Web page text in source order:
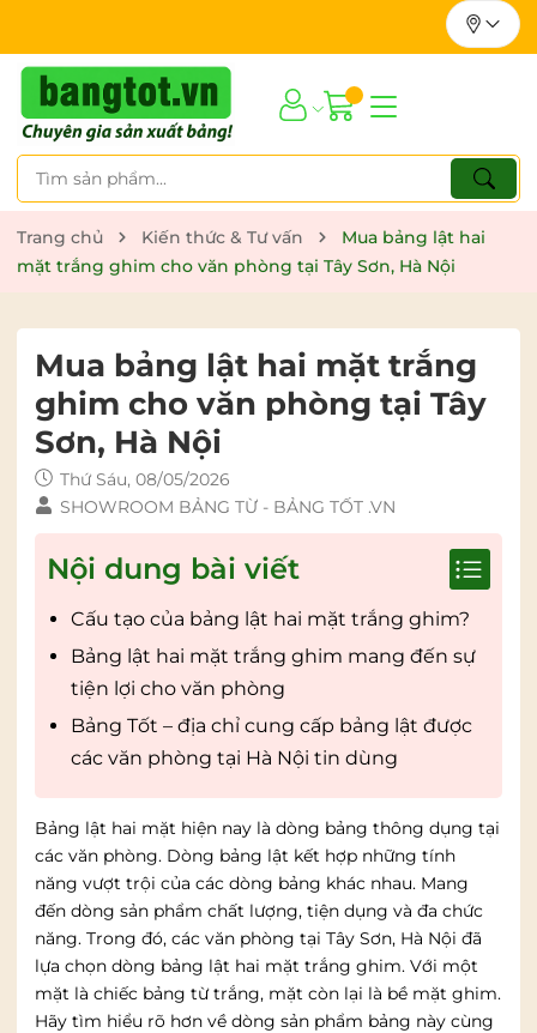
Trang chủ Kiến thức & Tư vấn
Mua bảng lật hai
mặt trắng ghim cho văn phòng tại Tây Sơn, Hà Nội
Mua bảng lật hai mặt trắng
ghim cho văn phòng tại Tây
Sơn, Hà Nội
Thứ Sáu, 08/05/2026
SHOWROOM BẢNG TỪ - BẢNG TỐT .VN
Nội dung bài viết
Cấu tạo của bảng lật hai mặt trắng ghim?
Bảng lật hai mặt trắng ghim mang đến sự
tiện lợi cho văn phòng
Bảng Tốt – địa chỉ cung cấp bảng lật được
các văn phòng tại Hà Nội tin dùng
Bảng lật hai mặt hiện nay là dòng bảng thông dụng tại
các văn phòng. Dòng bảng lật kết hợp những tính
năng vượt trội của các dòng bảng khác nhau. Mang
đến dòng sản phẩm chất lượng, tiện dụng và đa chức
năng. Trong đó, các văn phòng tại Tây Sơn, Hà Nội đã
lựa chọn dòng bảng lật hai mặt trắng ghim. Với một
mặt là chiếc bảng từ trắng, mặt còn lại là bề mặt ghim.
Hãy tìm hiểu rõ hơn về dòng sản phẩm bảng này cùng